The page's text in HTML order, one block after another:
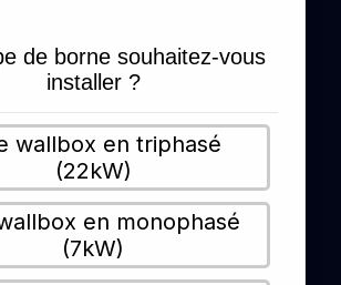
de borne souhaitez-vous
installer ?
wallbox en triphasé
(22kW)
en monophasé
(7kW)